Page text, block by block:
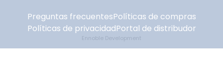
Preguntas frecuentesPolíticas de compras
Políticas de privacidadPortal de distribudor
Ennoble Development